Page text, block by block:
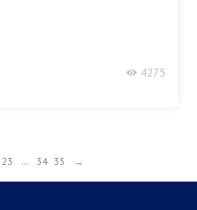
4275
23 ... 34 35 →